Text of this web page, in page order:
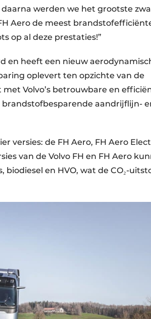
werden we het grootste
Aero de meest
op al deze prestaties!”
en heeft een nieuw
oplevert ten opzichte van de
Volvo’s betrouwbare en
aandrijflijn-
versies: de FH Aero, FH Aero
van de Volvo FH en FH Aero
en HVO, wat de CO₂-